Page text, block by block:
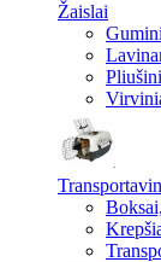
Žaislai